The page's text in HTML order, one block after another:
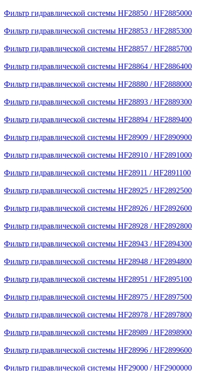
Фильтр гидравлической системы HF28850 / HF2885000
Фильтр гидравлической системы HF28853 / HF2885300
Фильтр гидравлической системы HF28857 / HF2885700
Фильтр гидравлической системы HF28864 / HF2886400
Фильтр гидравлической системы HF28880 / HF2888000
Фильтр гидравлической системы HF28893 / HF2889300
Фильтр гидравлической системы HF28894 / HF2889400
Фильтр гидравлической системы HF28909 / HF2890900
Фильтр гидравлической системы HF28910 / HF2891000
Фильтр гидравлической системы HF28911 / HF2891100
Фильтр гидравлической системы HF28925 / HF2892500
Фильтр гидравлической системы HF28926 / HF2892600
Фильтр гидравлической системы HF28928 / HF2892800
Фильтр гидравлической системы HF28943 / HF2894300
Фильтр гидравлической системы HF28948 / HF2894800
Фильтр гидравлической системы HF28951 / HF2895100
Фильтр гидравлической системы HF28975 / HF2897500
Фильтр гидравлической системы HF28978 / HF2897800
Фильтр гидравлической системы HF28989 / HF2898900
Фильтр гидравлической системы HF28996 / HF2899600
Фильтр гидравлической системы HF29000 / HF2900000